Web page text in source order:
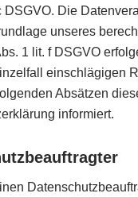
DSGVO. Die
unseres
1 lit. f DSGVO
einschlägigen
Absätzen
informiert.